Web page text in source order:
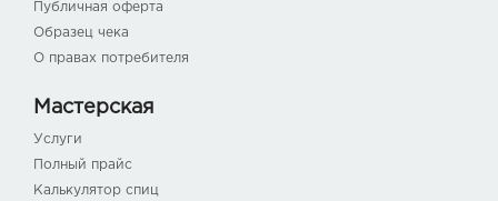
Публичная оферта
Образец чека
О правах потребителя
Мастерская
Услуги
Полный прайс
Калькулятор спиц